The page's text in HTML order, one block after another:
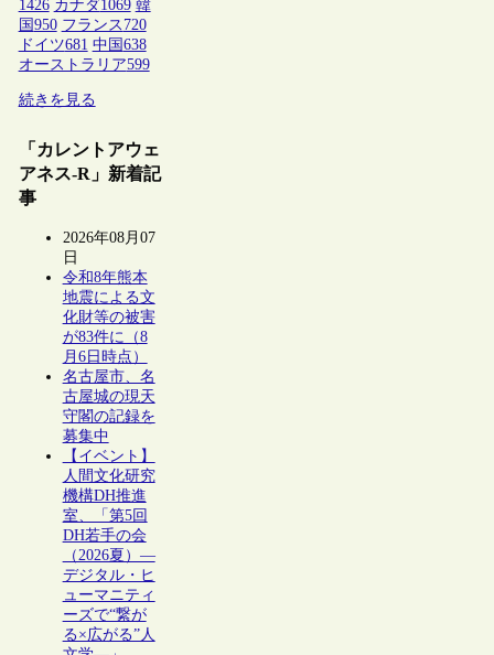
1426 カナダ1069 韓
国 950 フランス 720
ドイツ681 中国 638
オーストラリア599
続きを見る
「カレントアウェ
アネス-R」新着記
事
2026年08月07
日
令和8年熊本
地震による文
化財等の被害
が83件に（8
月6日時点）
名古屋市、名
古屋城の現天
守閣の記録を
募集中
【イベント】
人間文化研究
機構DH推進
室、「第5回
DH若手の会
（2026夏）―
デジタル・ヒ
ューマニティ
ーズで“繋が
る×広がる”人